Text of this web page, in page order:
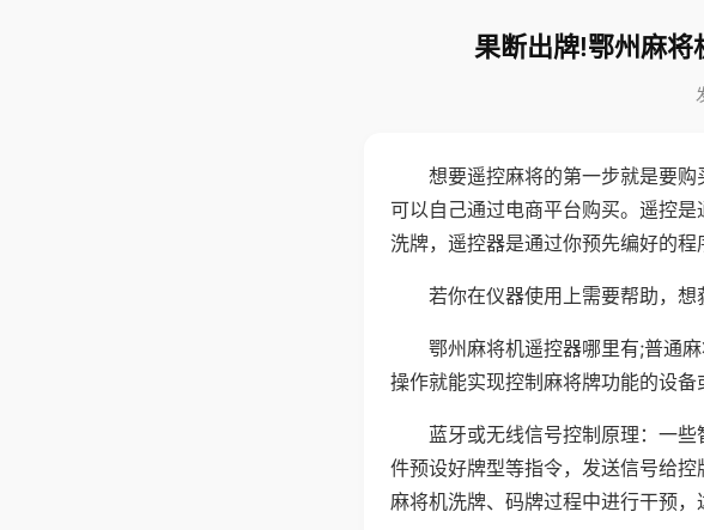
果断出牌!鄂州麻
想要遥控麻将的第一步就是要
可以自己通过电商平台购买。遥控
洗牌，遥控器是通过你预先编好的程
若你在仪器使用上需要帮助，
鄂州麻将机遥控器哪里有;普通
操作就能实现控制麻将牌功能的设备
蓝牙或无线信号控制原理：一
件预设好牌型等指令，发送信号给
麻将机洗牌、码牌过程中进行干预，